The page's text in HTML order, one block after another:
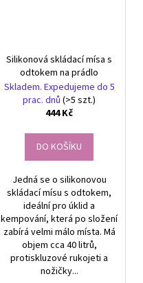
Silikonová skládací mísa s
odtokem na prádlo
Skladem. Expedujeme do 5
prac. dnů (>5 szt.)
444 Kč
DO KOŠÍKU
Jedná se o silikonovou
skládací mísu s odtokem,
ideální pro úklid a
kempování, která po složení
zabírá velmi málo místa. Má
objem cca 40 litrů,
protiskluzové rukojeti a
nožičky...